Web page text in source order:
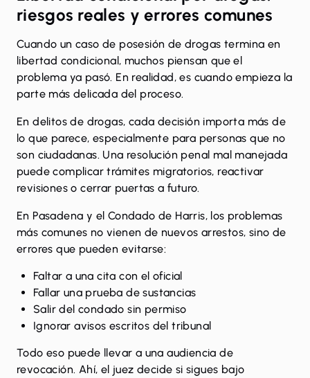
riesgos reales y errores comunes
Cuando un caso de posesión de drogas termina en
libertad condicional, muchos piensan que el
problema ya pasó. En realidad, es cuando empieza la
parte más delicada del proceso.
En delitos de drogas, cada decisión importa más de
lo que parece, especialmente para personas que no
son ciudadanas. Una resolución penal mal manejada
puede complicar trámites migratorios, reactivar
revisiones o cerrar puertas a futuro.
En Pasadena y el Condado de Harris, los problemas
más comunes no vienen de nuevos arrestos, sino de
errores que pueden evitarse:
Faltar a una cita con el oficial
Fallar una prueba de sustancias
Salir del condado sin permiso
Ignorar avisos escritos del tribunal
Todo eso puede llevar a una audiencia de
revocación. Ahí, el juez decide si sigues bajo